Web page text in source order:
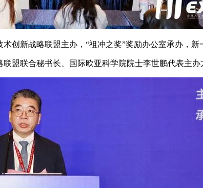
新战略联盟主办，“祖冲之奖”奖励办公室承办，新
联合秘书长、国际欧亚科学院院士李世鹏代表主办